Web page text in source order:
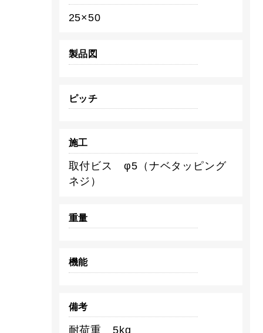
25×50
製品図
ピッチ
施工
取付ビス φ5（ナベタッピング
ネジ）
重量
機能
備考
耐荷重 5kg